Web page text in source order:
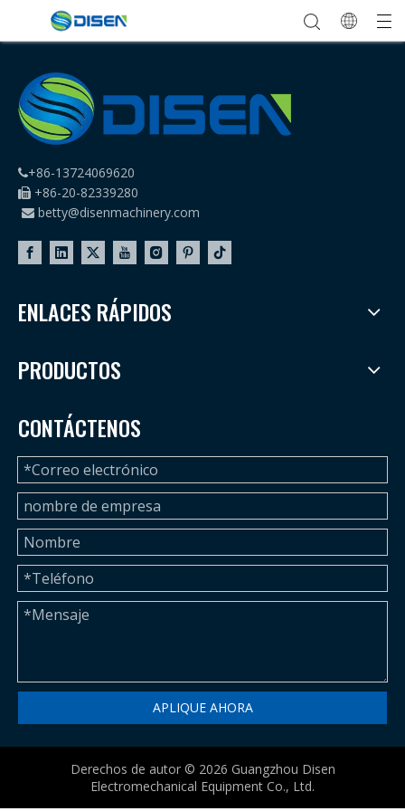
+86-13724069620
 +86-20-82339280
 betty@disenmachinery.com
ENLACES RÁPIDOS
PRODUCTOS
CONTÁCTENOS
APLIQUE AHORA
Derechos de autor © 2026 Guangzhou Disen
Electromechanical Equipment Co., Ltd.